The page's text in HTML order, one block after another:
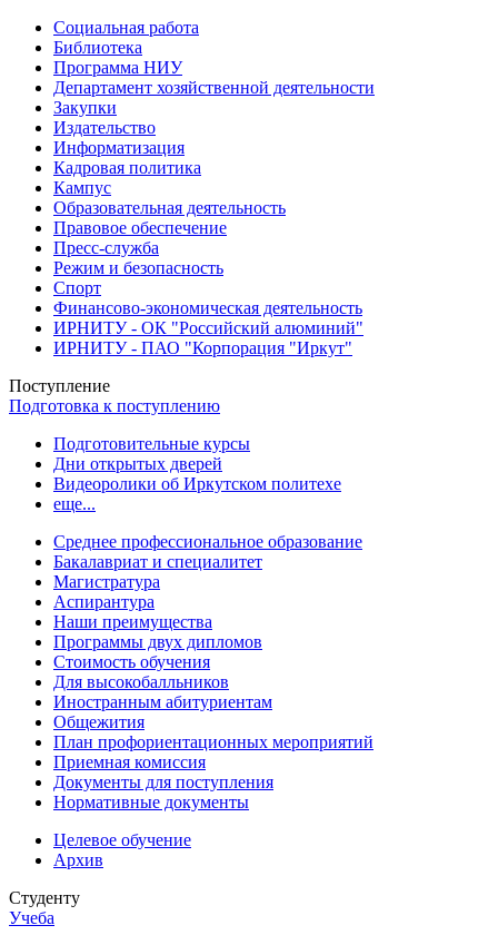
Социальная работа
Библиотека
Программа НИУ
Департамент хозяйственной деятельности
Закупки
Издательство
Информатизация
Кадровая политика
Кампус
Образовательная деятельность
Правовое обеспечение
Пресс-служба
Режим и безопасность
Спорт
Финансово-экономическая деятельность
ИРНИТУ - ОК "Российский алюминий"
ИРНИТУ - ПАО "Корпорация "Иркут"
Поступление
Подготовка к поступлению
Подготовительные курсы
Дни открытых дверей
Видеоролики об Иркутском политехе
еще...
Cреднее профессиональное образование
Бакалавриат и специалитет
Магистратура
Аспирантура
Наши преимущества
Программы двух дипломов
Стоимость обучения
Для высокобалльников
Иностранным абитуриентам
Общежития
План профориентационных мероприятий
Приемная комиссия
Документы для поступления
Нормативные документы
Целевое обучение
Архив
Студенту
Учеба